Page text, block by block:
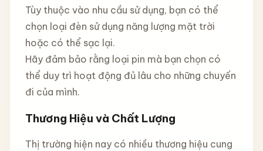
Tùy thuộc vào nhu cầu sử dụng, bạn có thể
chọn loại đèn sử dụng năng lượng mặt trời
hoặc có thể sạc lại.
Hãy đảm bảo rằng loại pin mà bạn chọn có
thể duy trì hoạt động đủ lâu cho những chuyến
đi của mình.
Thương Hiệu và Chất Lượng
Thị trường hiện nay có nhiều thương hiệu cung